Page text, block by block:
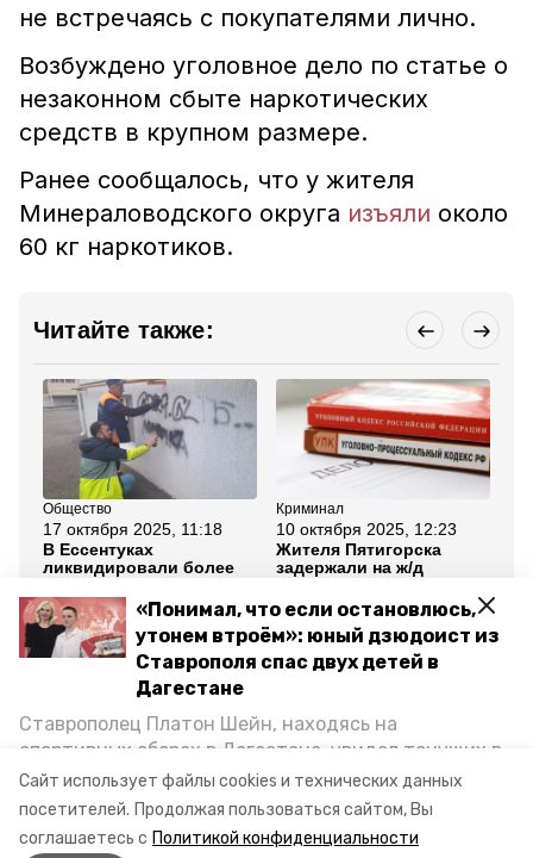
Сайт использует файлы cookies и технических данных
посетителей. Продолжая пользоваться сайтом, Вы
соглашаетесь с Политикой конфиденциальности
«Понимал, что если остановлюсь,
утонем втроём»: юный дзюдоист из
Ставрополя спас двух детей в
Дагестане
Ставрополец Платон Шейн, находясь на
спортивных сборах в Дегестане, увидел тонущих в
Каспийском море детей и бросился на помощь. По
возвращении домой, отважного мальчика
пригласили в министерство образования края и
не встречаясь с покупателями лично.
Возбуждено уголовное дело по статье о
незаконном сбыте наркотических
средств в крупном размере.
Ранее сообщалось, что у жителя
Минераловодского округа изъяли около
60 кг наркотиков.
Читайте также:
Общество
17 октября 2025, 11:18
В Ессентуках
ликвидировали более
Криминал
10 октября 2025, 12:23
Жителя Пятигорска
задержали на ж/д
марихуаны
Все новости
сбыт наркотиков будённовск
уголовное дело